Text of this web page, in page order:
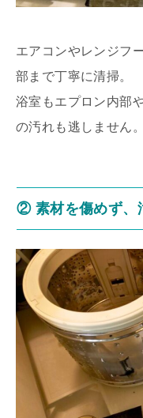
エアコンやレンジフ
部まで丁寧に清掃。
浴室もエプロン内部
の汚れも逃しません。
② 素材を傷めず、